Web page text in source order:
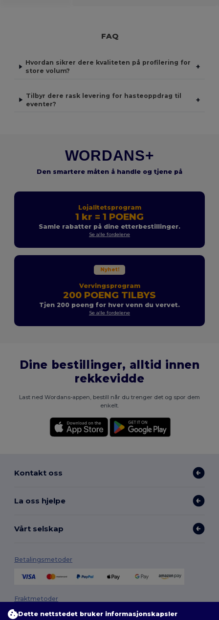
FAQ
Hvordan sikrer dere kvaliteten på profilering for
store volum?
+
Tilbyr dere rask levering for hasteoppdrag til
eventer?
+
WORDANS+
Den smartere måten å handle og tjene på
Lojalitetsprogram
1 kr = 1 POENG
Samle rabatter på dine etterbestillinger.
Se alle fordelene
Nyhet!
Vervingsprogram
200 POENG TILBYS
Tjen 200 poeng for hver venn du vervet.
Se alle fordelene
Dine bestillinger, alltid innen
rekkevidde
Last ned Wordans-appen, bestill når du trenger det og spor dem
enkelt.
Kontakt oss
La oss hjelpe
Vårt selskap
Betalingsmetoder
Fraktmetoder
Dette nettstedet bruker informasjonskapsler